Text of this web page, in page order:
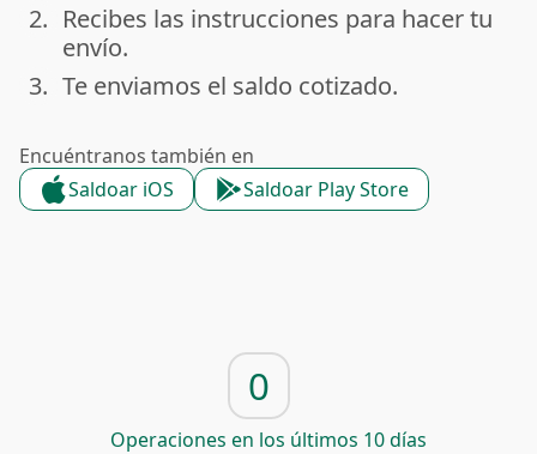
done
2. Recibes las instrucciones para hacer tu
envío.
done
3. Te enviamos el saldo cotizado.
Encuéntranos también en
Saldoar iOS
Saldoar Play Store
0
Operaciones en los últimos 10 días